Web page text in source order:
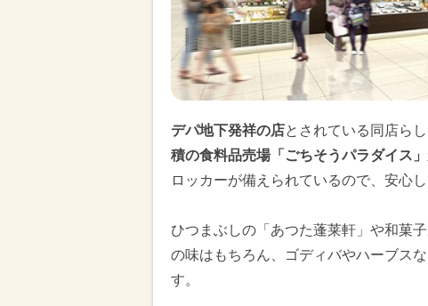
デパ地下発祥の店とされている同店らし
積の食料品売場「ごちそうパラダイス
ロッカーが備えられているので、安心
ひつまぶしの「あつた蓬莱軒」や和菓
の味はもちろん、ゴディバやハーブス
す。